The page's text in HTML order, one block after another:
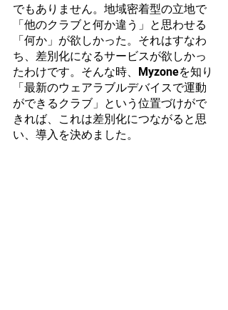
でもありません。地域密着型の立地で
「他のクラブと何か違う」と思わせる
「何か」が欲しかった。それはすなわ
ち、差別化になるサービスが欲しかっ
たわけです。そんな時、Myzoneを知り
「最新のウェアラブルデバイスで運動
ができるクラブ」という位置づけがで
きれば、これは差別化につながると思
い、導入を決めました。